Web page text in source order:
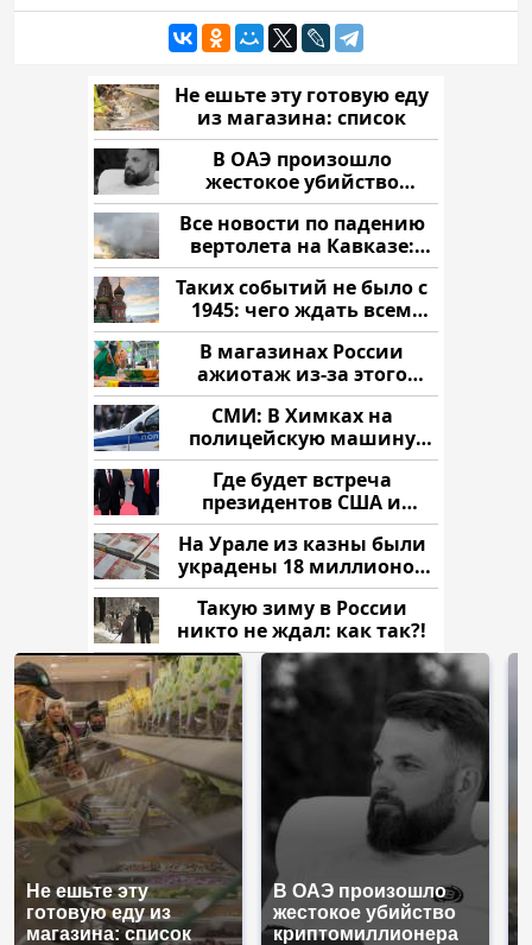
Не ешьте эту готовую еду
из магазина: список
В ОАЭ произошло
жестокое убийство
криптомиллионера
Все новости по падению
вертолета на Кавказе:
читать здесь
Таких событий не было с
1945: чего ждать всем
нам?
В магазинах России
ажиотаж из-за этого
продукта: что купить?
СМИ: В Химках на
полицейскую машину
напали и подожгли.
Где будет встреча
президентов США и
России: Европа?
На Урале из казны были
украдены 18 миллионов
рублей
Такую зиму в России
никто не ждал: как так?!
Не ешьте эту
готовую еду из
магазина: список
В ОАЭ произошло
жестокое убийство
криптомиллионера